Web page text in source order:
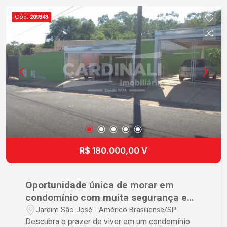
sua chance de investir em um imóvel que
continuará a valorizar. Entre em contato conosco
e agende sua visita!
Cód. 209343
R$ 180.000,00 V
Oportunidade única de morar em
condomínio com muita segurança e
localização espetacular.
Jardim São José - Américo Brasiliense/SP
Descubra o prazer de viver em um condomínio